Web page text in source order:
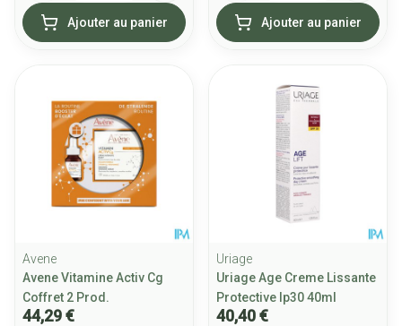
Ajouter au panier Ajouter au panier
Avene
Avene Vitamine Activ Cg
Coffret 2 Prod.
44,29 €
Uriage
Uriage Age Creme Lissante
Protective Ip30 40ml
40,40 €